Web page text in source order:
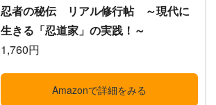
忍者の秘伝 リアル修行帖 ～現代に
生きる「忍道家」の実践！～
1,760円
Amazonで詳細をみる